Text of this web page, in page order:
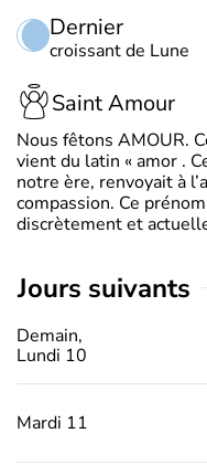
Dernier
croissant de Lune
Saint Amour
Nous fêtons AMOUR.
vient du latin « amor .
notre ère, renvoyait à
compassion. Ce
discrètement et
jours suivants
Demain,
Lundi 10
Mardi 11